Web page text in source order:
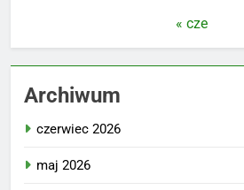
« cze
Archiwum
czerwiec 2026
maj 2026